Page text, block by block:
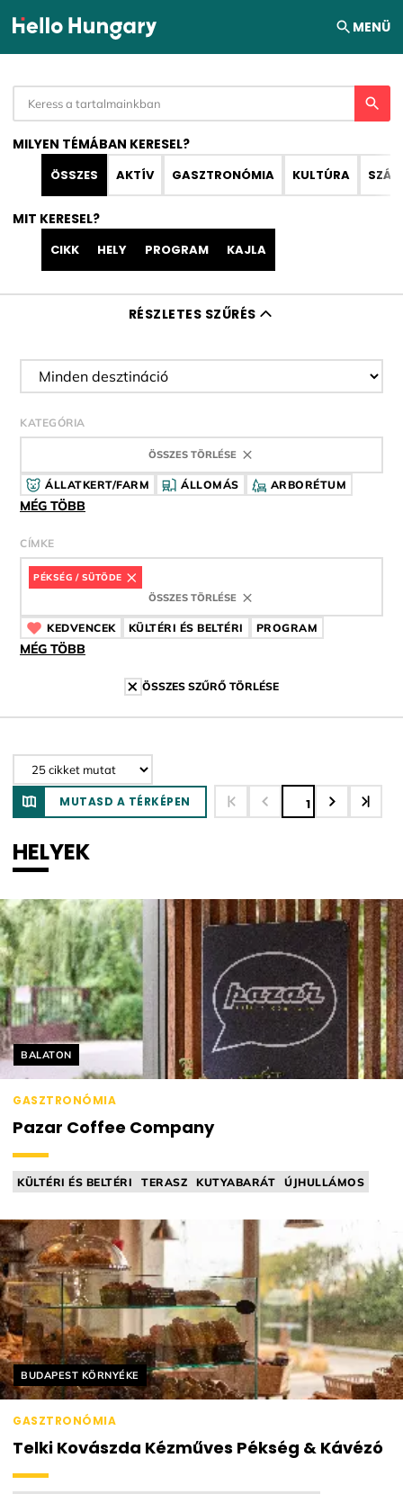
Ugrás a tartalomhoz MENÜ
MILYEN TÉMÁBAN KERESEL?
ÖSSZES AKTÍV GASZTRONÓMIA KULTÚRA
MIT KERESEL?
CIKK HELY PROGRAM KAJLA
RÉSZLETES SZŰRÉS
Desztináció szűrése
KATEGÓRIA
ÖSSZES TÖRLÉSE
ÁLLATKERT/FARM ÁLLOMÁS ARBORÉTUM
MÉG TÖBB
CÍMKE
PÉKSÉG / SÜTÖDE CÍMKE
ÖSSZES TÖRLÉSE
KEDVENCEKCÍMKE
KÜLTÉRI ÉS BELTÉRI CÍMKE
PROGRAM
MÉG TÖBB
ÖSSZES SZŰRŐ TÖRLÉSE
MUTASD A TÉRKÉPEN 1
HELYEK
Helyszín címkék:
BALATON
GASZTRONÓMIA
Pazar Coffee Company
KÜLTÉRI ÉS BELTÉRI TERASZ KUTYABARÁT
ÚJHULLÁMOS
Helyszín címkék:
BUDAPEST KÖRNYÉKE
GASZTRONÓMIA
Telki Kovászda Kézműves Pékség & Kávézó